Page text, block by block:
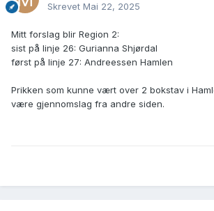
Skrevet Mai 22, 2025
Mitt forslag blir Region 2:
sist på linje 26: Gurianna Shjørdal
først på linje 27: Andreessen Hamlen
Prikken som kunne vært over 2 bokstav i
være gjennomslag fra andre siden.